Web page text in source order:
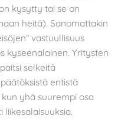
kysytty tai se on
heitä). Sanomattakin
vastuullisuus
kyseenalainen. Yritysten
selkeitä
entistä
yhä suurempi osa
liikesalaisuuksia.